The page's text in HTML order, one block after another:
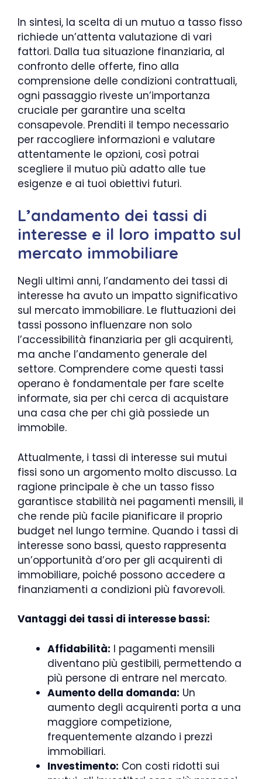
In sintesi, la scelta di un mutuo a tasso fisso
richiede un’attenta valutazione di vari
fattori. Dalla tua situazione finanziaria, al
confronto delle offerte, fino alla
comprensione delle condizioni contrattuali,
ogni passaggio riveste un’importanza
cruciale per garantire una scelta
consapevole. Prenditi il tempo necessario
per raccogliere informazioni e valutare
attentamente le opzioni, così potrai
scegliere il mutuo più adatto alle tue
esigenze e ai tuoi obiettivi futuri.
L’andamento dei tassi di
interesse e il loro impatto sul
mercato immobiliare
Negli ultimi anni, l’andamento dei tassi di
interesse ha avuto un impatto significativo
sul mercato immobiliare. Le fluttuazioni dei
tassi possono influenzare non solo
l’accessibilità finanziaria per gli acquirenti,
ma anche l’andamento generale del
settore. Comprendere come questi tassi
operano è fondamentale per fare scelte
informate, sia per chi cerca di acquistare
una casa che per chi già possiede un
immobile.
Attualmente, i tassi di interesse sui mutui
fissi sono un argomento molto discusso. La
ragione principale è che un tasso fisso
garantisce stabilità nei pagamenti mensili, il
che rende più facile pianificare il proprio
budget nel lungo termine. Quando i tassi di
interesse sono bassi, questo rappresenta
un’opportunità d’oro per gli acquirenti di
immobiliare, poiché possono accedere a
finanziamenti a condizioni più favorevoli.
Vantaggi dei tassi di interesse bassi:
Affidabilità: I pagamenti mensili
diventano più gestibili, permettendo a
più persone di entrare nel mercato.
Aumento della domanda: Un
aumento degli acquirenti porta a una
maggiore competizione,
frequentemente alzando i prezzi
immobiliari.
Investimento: Con costi ridotti sui